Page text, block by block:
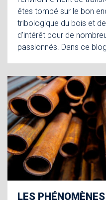
êtes tombé sur le bon
tribologique du bois et
d’intérêt pour de
passionnés. Dans ce
LES